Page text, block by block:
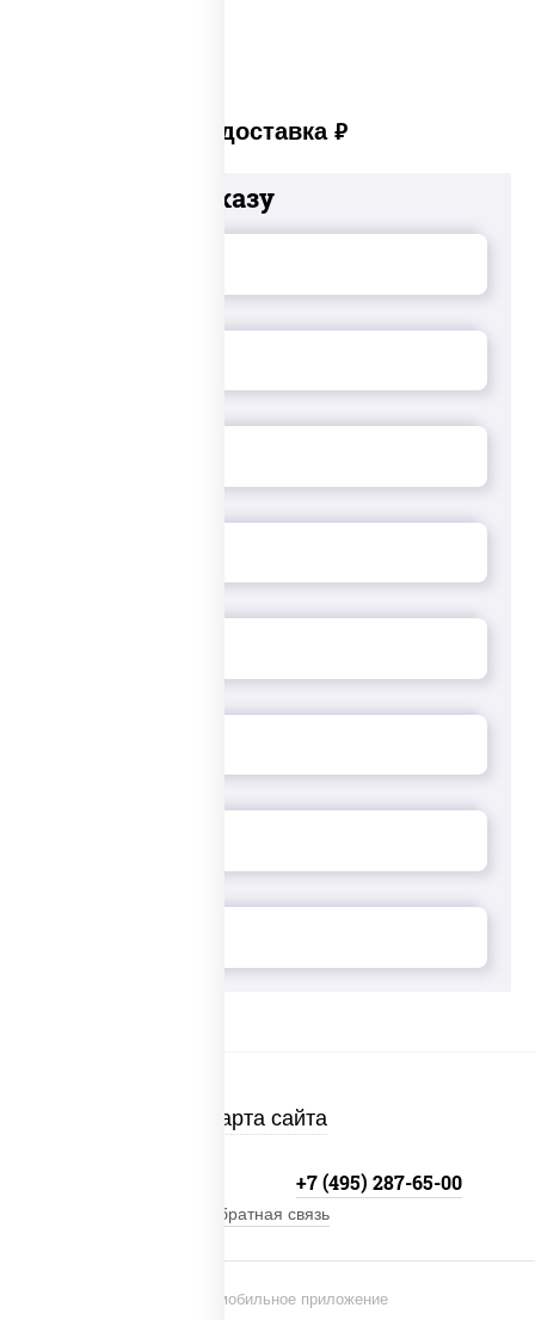
Платная доставка руб
Добавьте к заказу
Карта сайта
Установи мобильное приложение
+7 (495) 287-65-00
Обратная связь